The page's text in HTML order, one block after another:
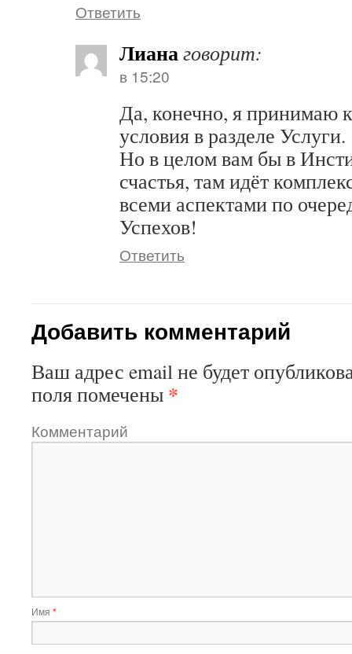
Ответить
Лианаговорит:
в 15:20
Да, конечно, я принимаю
условия в разделе Услуги.
Но в целом вам бы в
счастья, там идёт
всеми аспектами по
Успехов!
Ответить
Добавить комментарий
Ваш адрес email не будет
поля помечены *
Комментарий
Имя *